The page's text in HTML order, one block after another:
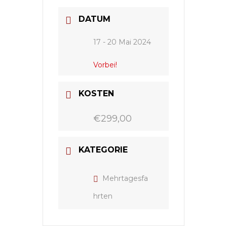
DATUM
17 - 20 Mai 2024
Vorbei!
KOSTEN
€299,00
KATEGORIE
Mehrtagesfa
hrten